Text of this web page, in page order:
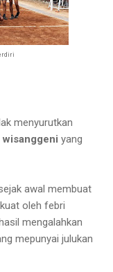
menyurutkan
wisanggeni yang
awal membuat
oleh febri
mengalahkan
mepunyai julukan